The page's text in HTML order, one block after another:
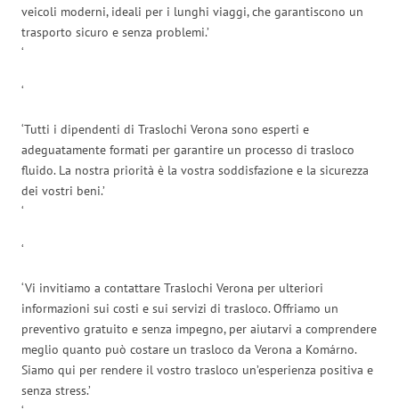
veicoli moderni, ideali per i lunghi viaggi, che garantiscono un
trasporto sicuro e senza problemi.’
‘
‘
‘Tutti i dipendenti di Traslochi Verona sono esperti e
adeguatamente formati per garantire un processo di trasloco
fluido. La nostra priorità è la vostra soddisfazione e la sicurezza
dei vostri beni.’
‘
‘
‘Vi invitiamo a contattare Traslochi Verona per ulteriori
informazioni sui costi e sui servizi di trasloco. Offriamo un
preventivo gratuito e senza impegno, per aiutarvi a comprendere
meglio quanto può costare un trasloco da Verona a Komárno.
Siamo qui per rendere il vostro trasloco un’esperienza positiva e
senza stress.’
‘